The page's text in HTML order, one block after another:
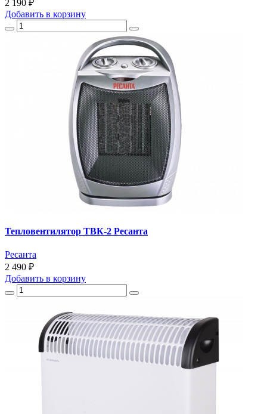
2 190 ₽
Добавить в корзину
Тепловентилятор ТВК-2 Ресанта
Ресанта
2 490 ₽
Добавить в корзину